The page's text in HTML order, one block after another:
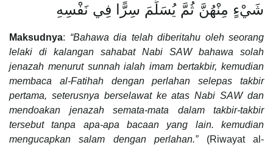
شَيْءٍ مِنْهُنَّ ثُمَّ يُسَلِّمَ سِرًّا فِي نَفْسِهِ
Maksudnya: “Bahawa dia telah diberitahu oleh seorang
lelaki di kalangan sahabat Nabi SAW bahawa solah
jenazah menurut sunnah ialah imam bertakbir, kemudian
membaca al-Fatihah dengan perlahan selepas takbir
pertama, seterusnya berselawat ke atas Nabi SAW dan
mendoakan jenazah semata-mata dalam takbir-takbir
tersebut tanpa apa-apa bacaan yang lain. kemudian
mengucapkan salam dengan perlahan.”(Riwayat al-